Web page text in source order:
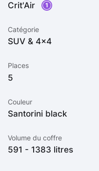
Crit'Air 1
Catégorie
SUV & 4x4
Places
5
Couleur
Santorini black
Volume du coffre
591 - 1383 litres